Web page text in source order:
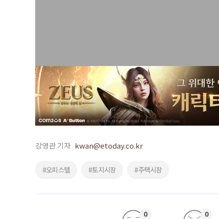
강영관 기자 kwan@etoday.co.kr
#오피스텔 #토지시장 #주택시장
0 0